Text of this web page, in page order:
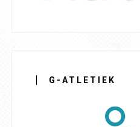
G-ATLETIEK